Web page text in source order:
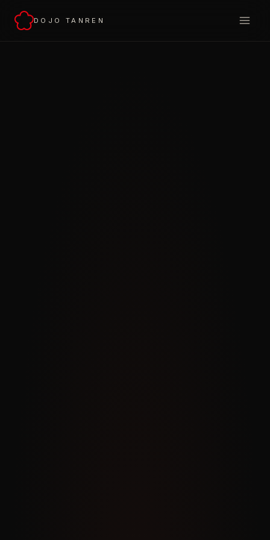
DOJO TANREN